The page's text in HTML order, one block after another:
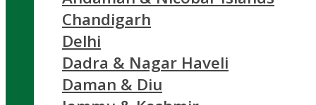
Chandigarh
Delhi
Dadra & Nagar Haveli
Daman & Diu